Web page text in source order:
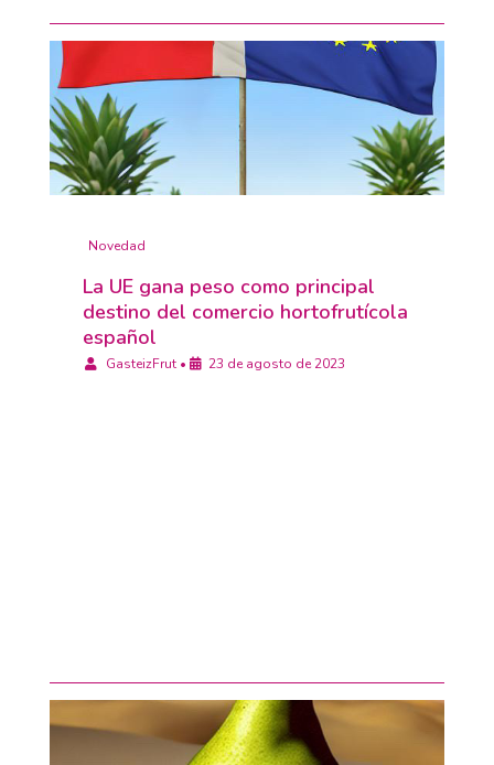
Novedad
La UE gana peso como principal
destino del comercio hortofrutícola
español
GasteizFrut • 23 de agosto de 2023